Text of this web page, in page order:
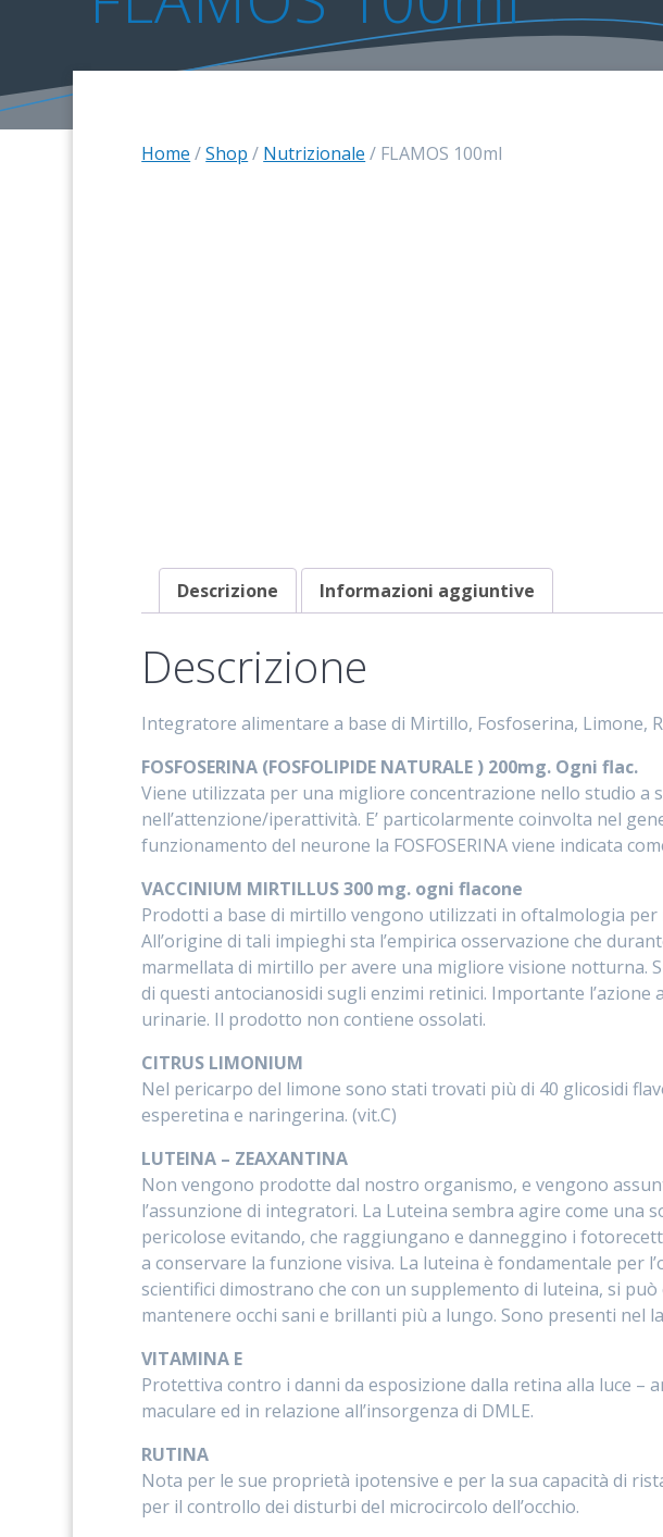
Home /Shop / Nutrizionale / FLAMOS 100ml
Descrizione Informazioni aggiuntive
Descrizione
Integratore alimentare a base di Mirtillo, Fosfoserina, Limone,
FOSFOSERINA (FOSFOLIPIDE NATURALE ) 200mg. Ogni flac.
Viene utilizzata per una migliore concentrazione nello studio a
nell’attenzione/iperattività. E’ particolarmente coinvolta nel
funzionamento del neurone la FOSFOSERINA viene indicata
VACCINIUM MIRTILLUS 300 mg. ogni flacone
Prodotti a base di mirtillo vengono utilizzati in oftalmologia
All’origine di tali impieghi sta l’empirica osservazione che
marmellata di mirtillo per avere una migliore visione notturna.
di questi antocianosidi sugli enzimi retinici. Importante l’azione
urinarie. Il prodotto non contiene ossolati.
CITRUS LIMONIUM
Nel pericarpo del limone sono stati trovati più di 40 glicosidi
esperetina e naringerina. (vit.C)
LUTEINA – ZEAXANTINA
Non vengono prodotte dal nostro organismo, e vengono
l’assunzione di integratori. La Luteina sembra agire come
pericolose evitando, che raggiungano e danneggino i
a conservare la funzione visiva. La luteina è fondamentale per
scientifici dimostrano che con un supplemento di luteina, si
mantenere occhi sani e brillanti più a lungo. Sono presenti nel
VITAMINA E
Protettiva contro i danni da esposizione dalla retina alla luce
maculare ed in relazione all’insorgenza di DMLE.
RUTINA
Nota per le sue proprietà ipotensive e per la sua capacità di
per il controllo dei disturbi del microcircolo dell’occhio.